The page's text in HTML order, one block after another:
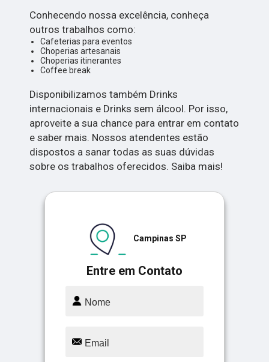
Conhecendo nossa excelência, conheça
outros trabalhos como:
Cafeterias para eventos
Choperias artesanais
Choperias itinerantes
Coffee break
Disponibilizamos também Drinks
internacionais e Drinks sem álcool. Por isso,
aproveite a sua chance para entrar em contato
e saber mais. Nossos atendentes estão
dispostos a sanar todas as suas dúvidas
sobre os trabalhos oferecidos. Saiba mais!
Entre em Contato
Campinas SP